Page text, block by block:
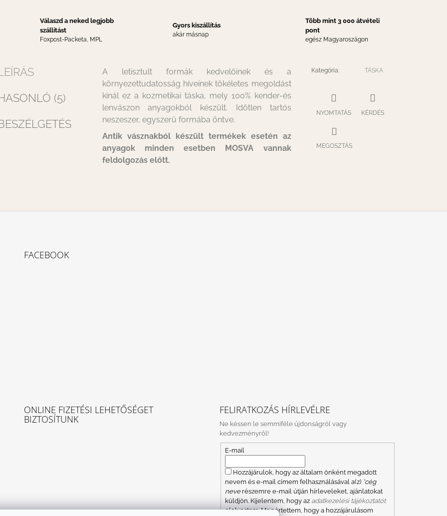
Válaszd a neked legjobb
szállítást
Foxpost-Packeta, MPL
Gyors kiszállítás
akár másnap
Több mint 3 000 átvételi
pont
egész Magyaroszágon
(5)
A letisztult formák kedvelőinek és a
környezettudatosság híveinek tökéletes megoldást
kínál ez a kozmetikai táska, mely 100% kender-és
lenvászon anyagokból készült. Időtlen tartós
neszeszer, egyszerű formába öntve.
Antik vásznakból készült termékek esetén az
anyagok minden esetben MOSVA vannak
feldolgozás előtt.
Kategória: TÁSKA
NYOMTATÁS KÉRDÉS
MEGOSZTÁS
FACEBOOK
ONLINE FIZETÉSI LEHETŐSÉGET
BIZTOSÍTUNK
FELIRATKOZÁS HÍRLEVÉLRE
Ne késsen le semmiféle újdonságról vagy
kedvezményről!
E-mail
Hozzájárulok, hogy az általam önként megadott
nevem és e-mail címem felhasználásával a(z) *cég
neverészemre e-mail útján hírleveleket, ajánlatokat
küldjön. Kijelentem, hogy az adatkezelési tájékoztatót
elolvastam. Megértettem, hogy a hozzájárulásom